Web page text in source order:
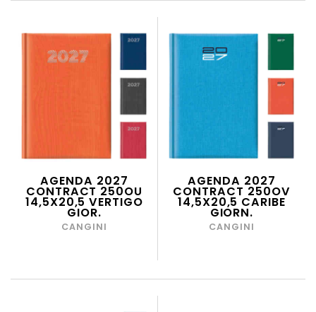
AGENDA 2027
CONTRACT 250OU
14,5X20,5 VERTIGO
GIOR.
CANGINI
AGENDA 2027
CONTRACT 250OV
14,5X20,5 CARIBE
GIORN.
CANGINI